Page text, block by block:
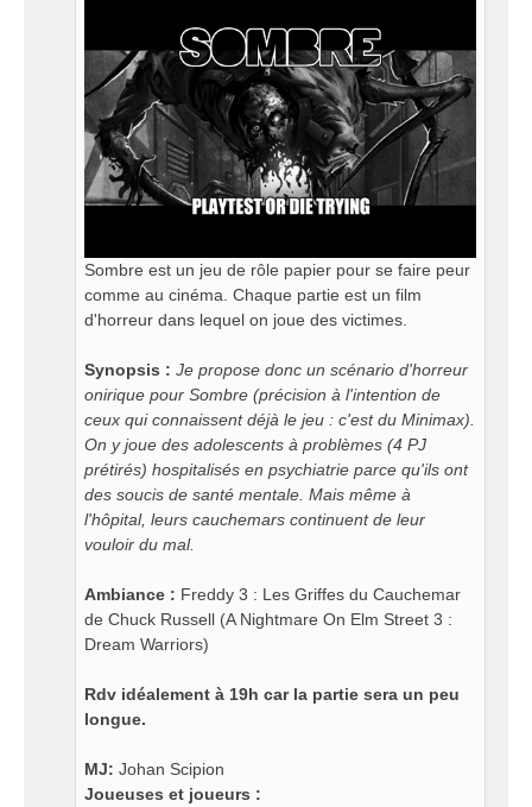
Sombre est un jeu de rôle papier pour se faire peur
comme au cinéma. Chaque partie est un film
d'horreur dans lequel on joue des victimes.
Synopsis : Je propose donc un scénario d'horreur
onirique pour Sombre (précision à l'intention de
ceux qui connaissent déjà le jeu : c'est du Minimax).
On y joue des adolescents à problèmes (4 PJ
prétirés) hospitalisés en psychiatrie parce qu'ils ont
des soucis de santé mentale. Mais même à
l'hôpital, leurs cauchemars continuent de leur
vouloir du mal.
Ambiance : Freddy 3 : Les Griffes du Cauchemar
de Chuck Russell (A Nightmare On Elm Street 3 :
Dream Warriors)
Rdv idéalement à 19h car la partie sera un peu
longue.
MJ: Johan Scipion
Joueuses et joueurs :